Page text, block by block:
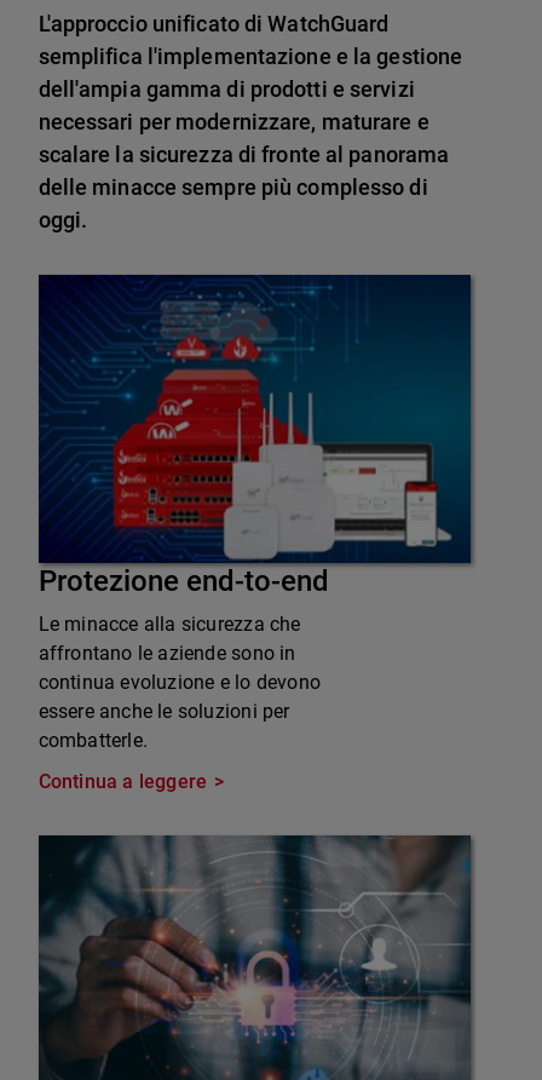
L'approccio unificato di WatchGuard
semplifica l'implementazione e la gestione
dell'ampia gamma di prodotti e servizi
necessari per modernizzare, maturare e
scalare la sicurezza di fronte al panorama
delle minacce sempre più complesso di
oggi.
Protezione end-to-end
Le minacce alla sicurezza che
affrontano le aziende sono in
continua evoluzione e lo devono
essere anche le soluzioni per
combatterle.
Continua a leggere